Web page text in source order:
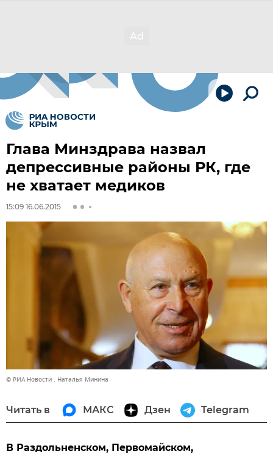
Глава Минздрава назвал
депрессивные районы РК, где
не хватает медиков
15:09 16.06.2015
© РИА Новости . Наталья Минина
Читать в МАКС Дзен Telegram
В Раздольненском, Первомайском,